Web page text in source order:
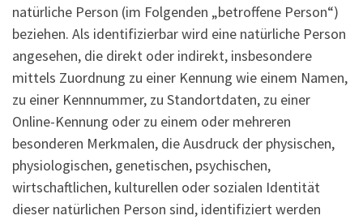
natürliche Person (im Folgenden „betroffene Person“)
beziehen. Als identifizierbar wird eine natürliche Person
angesehen, die direkt oder indirekt, insbesondere
mittels Zuordnung zu einer Kennung wie einem Namen,
zu einer Kennnummer, zu Standortdaten, zu einer
Online-Kennung oder zu einem oder mehreren
besonderen Merkmalen, die Ausdruck der physischen,
physiologischen, genetischen, psychischen,
wirtschaftlichen, kulturellen oder sozialen Identität
dieser natürlichen Person sind, identifiziert werden